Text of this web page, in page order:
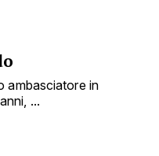
ambasciatore in
...